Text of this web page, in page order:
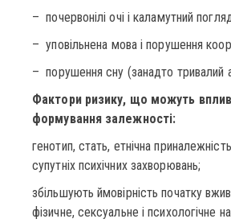
– почервонілі очі і каламутний
– уповільнена мова і порушення
– порушення сну (занадто тривалий
Фактори ризику, що можуть
формування залежності:
генотип, стать, етнічна
супутніх психічних захворювань;
збільшують ймовірність початку
фізичне, сексуальне і психологічне